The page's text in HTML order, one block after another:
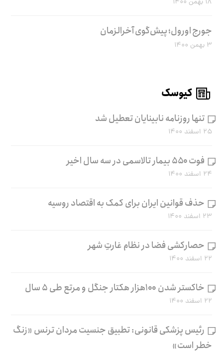
۱۸ بهمن ۱۴۰۰
جورج اورول؛ پیش‌گوی آخرالزمان
۳ بهمن ۱۴۰۰
کیوسک
تنها روزنامه نابینایان تعطیل شد
۲۵ اسفند ۱۴۰۰
فوت ۵۵۰ بیمار تالاسمی در سه سال اخیر
۲۴ اسفند ۱۴۰۰
حذف قوانین ایران برای کمک به اقتصاد روسیه
۲۳ اسفند ۱۴۰۰
حصارکشی فضا در نظام غارتِ شهر
۲۲ اسفند ۱۴۰۰
خاکستر شدن ۱۰۰هزار هکتار جنگل و مرتع طی ۵ سال
۲۲ اسفند ۱۴۰۰
رئیس پزشکی قانونی: تطبیق جنسیت مردان ترنس «زنگ
خطر است»